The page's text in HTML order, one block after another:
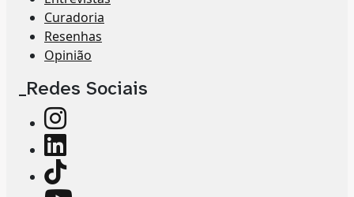
Curadoria
Resenhas
Opinião
_Redes Sociais